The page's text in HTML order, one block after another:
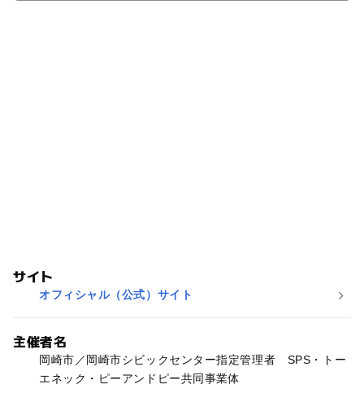
サイト
オフィシャル（公式）サイト
主催者名
岡崎市／岡崎市シビックセンター指定管理者 SPS・トー
エネック・ピーアンドピー共同事業体